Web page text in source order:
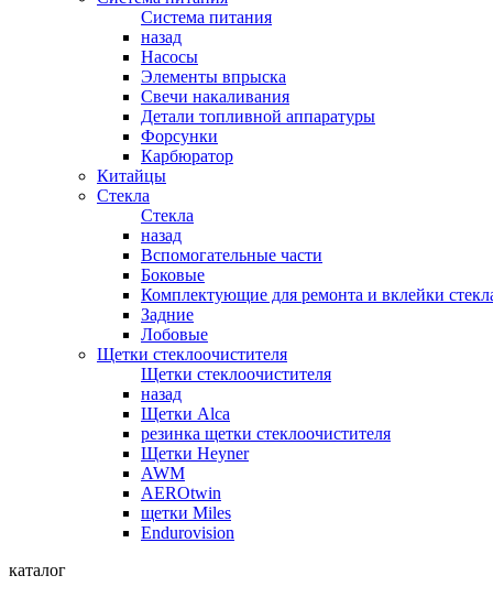
Система питания
назад
Насосы
Элементы впрыска
Свечи накаливания
Детали топливной аппаратуры
Форсунки
Карбюратор
Китайцы
Стекла
Стекла
назад
Вспомогательные части
Боковые
Комплектующие для ремонта и вклейки
Задние
Лобовые
Щетки стеклоочистителя
Щетки стеклоочистителя
назад
Щетки Alca
резинка щетки стеклоочистителя
Щетки Heyner
AWM
AEROtwin
щетки Miles
Endurovision
каталог